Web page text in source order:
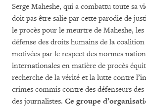
Serge Maheshe, qui a combattu toute sa
doit pas être salie par cette parodie de
le procès pour le meurtre de Maheshe,
défense des droits humains de la
motivées par le respect des normes
internationales en matière de procès
recherche de la vérité et la lutte contre
crimes commis contre des défenseurs
des journalistes. Ce groupe